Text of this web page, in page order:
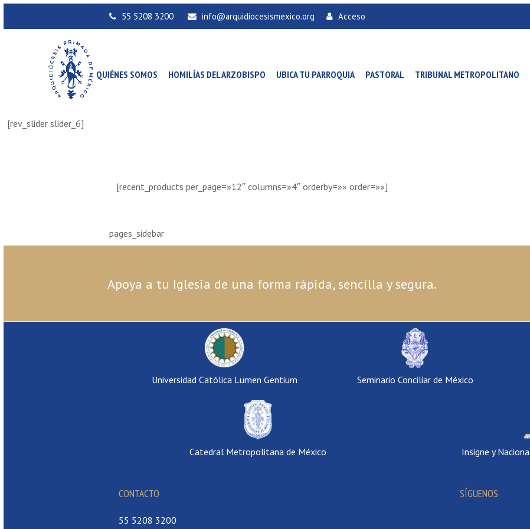
55 5208 3200 info@arquidiocesismexico.org Acceso
QUIÉNES SOMOS HOMILÍAS DEL ARZOBISPO UBICA TU PARROQUIA PASTORAL TRIBUNAL METROPOLITANO
[rev_slider slider_6]
[recent_products per_page=»12″ columns=»4″ orderby=»» order=»»]
pages_sidebar
Apoya a tu Iglesia de una forma rápida, sencilla y segura.
Universidad Católica Lumen Gentium Seminario Conciliar de México
Catedral Metropolitana de México Insigne y
CONTACTO
55 5208 3200
SÍGUENOS